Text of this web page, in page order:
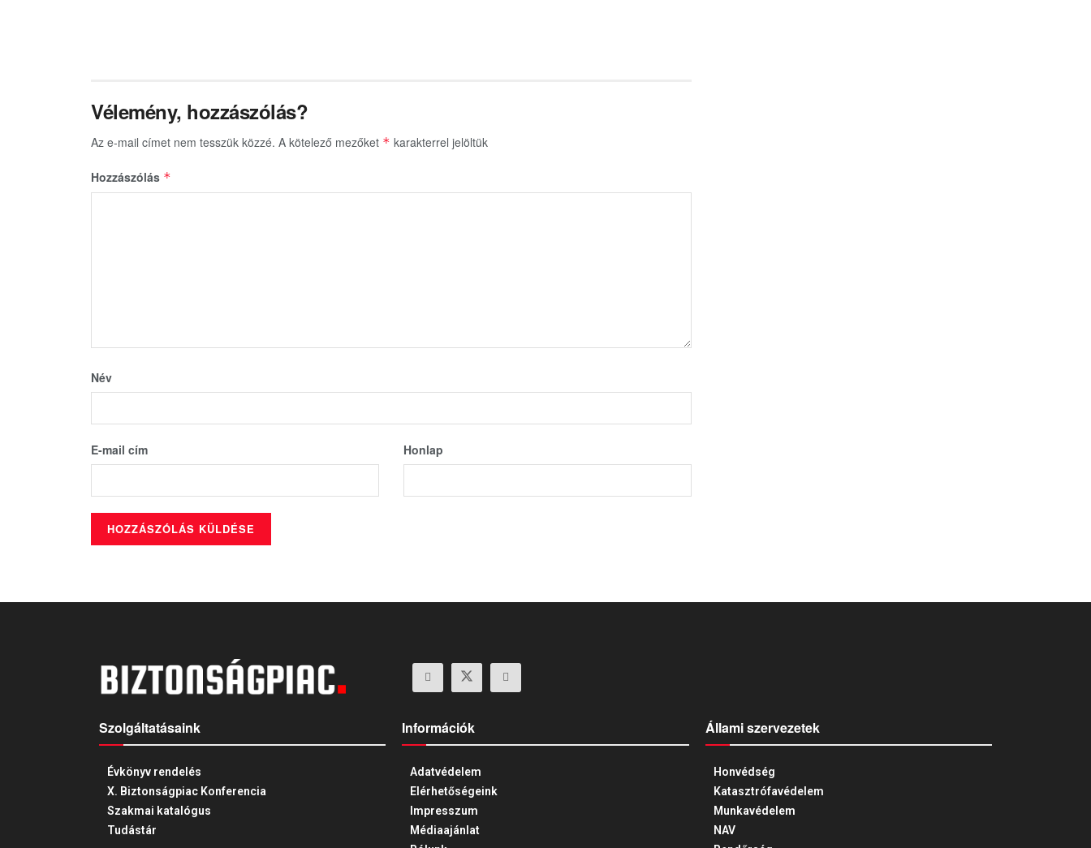
Vélemény, hozzászólás?
Az e-mail címet nem tesszük közzé. A kötelező mezőket * karakterrel jelöltük
Hozzászólás *
Név
E-mail cím Honlap
Szolgáltatásaink
Évkönyv rendelés
X. Biztonságpiac Konferencia
Szakmai katalógus
Tudástár
Információk
Adatvédelem
Elérhetőségeink
Impresszum
Médiaajánlat
Állami szervezetek
Honvédség
Katasztrófavédelem
Munkavédelem
NAV